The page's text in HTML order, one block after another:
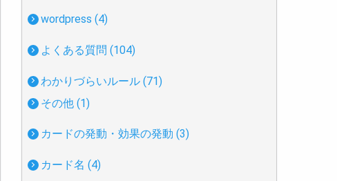
wordpress (4)
よくある質問 (104)
わかりづらいルール (71)
その他 (1)
カードの発動・効果の発動 (3)
カード名 (4)